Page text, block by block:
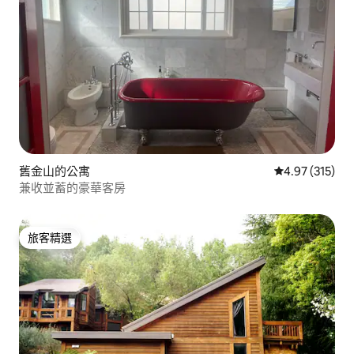
舊金山的公寓 從 315 則評價
4.97 (315)
兼收並蓄的豪華客房
旅客精選
旅客精選